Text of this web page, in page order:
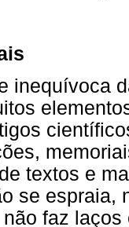
inequívoca
textos e
se espraia,
faz